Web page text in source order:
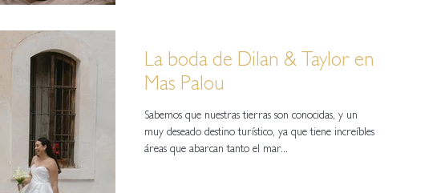
La boda de Dilan & Taylor en
Mas Palou
Sabemos que nuestras tierras son conocidas, y un
muy deseado destino turístico, ya que tiene increíbles
áreas que abarcan tanto el mar...